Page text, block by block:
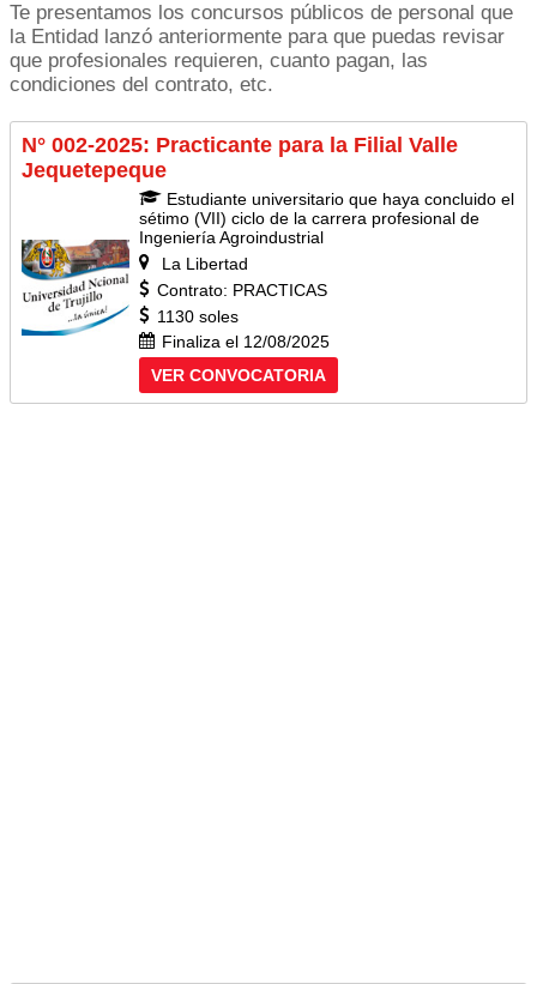
Te presentamos los concursos públicos de personal que
la Entidad lanzó anteriormente para que puedas revisar
que profesionales requieren, cuanto pagan, las
condiciones del contrato, etc.
N° 002-2025: Practicante para la Filial Valle
Jequetepeque
Estudiante universitario que haya concluido el
sétimo (VII) ciclo de la carrera profesional de
Ingeniería Agroindustrial
La Libertad
Contrato: PRACTICAS
1130 soles
Finaliza el 12/08/2025
VER CONVOCATORIA